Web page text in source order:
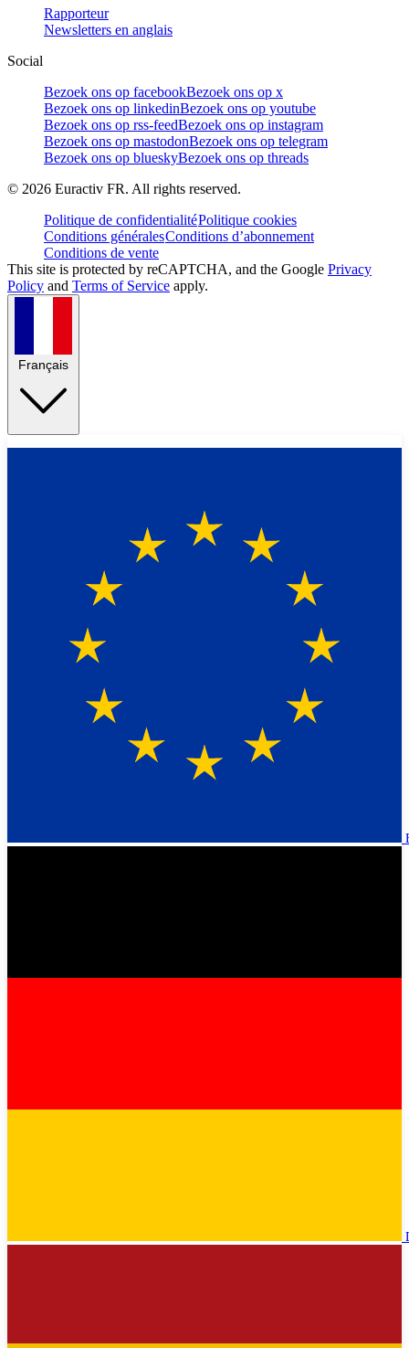
Rapporteur
Newsletters en anglais
Social
Bezoek ons op facebookBezoek ons op x
Bezoek ons op linkedinBezoek ons op youtube
Bezoek ons op rss-feedBezoek ons op instagram
Bezoek ons op mastodonBezoek ons op telegram
Bezoek ons op blueskyBezoek ons op threads
© 2026 Euractiv FR. All rights reserved.
Politique de confidentialitéPolitique cookies
Conditions généralesConditions d’abonnement
Conditions de vente
This site is protected by reCAPTCHA, and the Google Privacy
Policy and Terms of Service apply.
Français